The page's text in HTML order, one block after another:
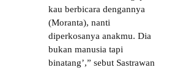
kau berbicara dengannya
(Moranta), nanti
diperkosanya anakmu. Dia
bukan manusia tapi
binatang’,” sebut Sastrawan